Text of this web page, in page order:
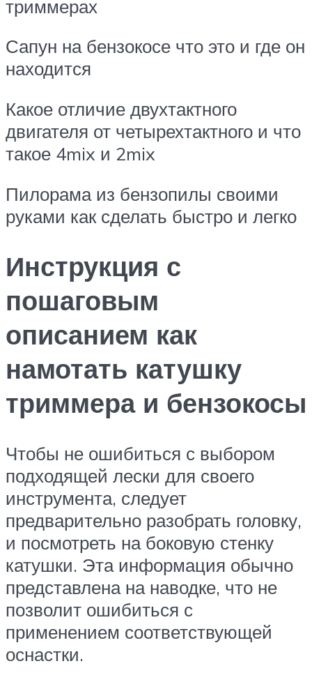
триммерах
Сапун на бензокосе что это и где он
находится
Какое отличие двухтактного
двигателя от четырехтактного и что
такое 4mix и 2mix
Пилорама из бензопилы своими
руками как сделать быстро и легко
Инструкция с
пошаговым
описанием как
намотать катушку
триммера и бензокосы
Чтобы не ошибиться с выбором
подходящей лески для своего
инструмента, следует
предварительно разобрать головку,
и посмотреть на боковую стенку
катушки. Эта информация обычно
представлена на наводке, что не
позволит ошибиться с
применением соответствующей
оснастки.